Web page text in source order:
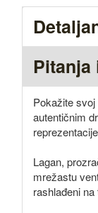
Pitanja
Pokažite
autentičnim
Lagan,
mrežastu
rashlađeni